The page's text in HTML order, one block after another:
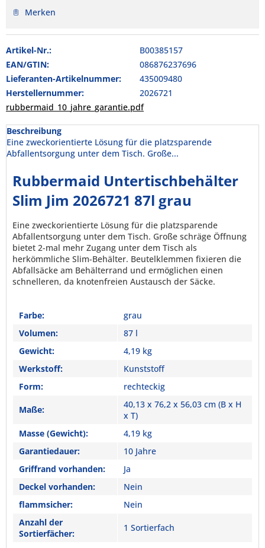
Merken
Artikel-Nr.:
B00385157
EAN/GTIN:
086876237696
Lieferanten-Artikelnummer:
435009480
Herstellernummer:
2026721
rubbermaid_10_jahre_garantie.pdf
Beschreibung
Eine zweckorientierte Lösung für die platzsparende
Abfallentsorgung unter dem Tisch. Große...
Rubbermaid Untertischbehälter
Slim Jim 2026721 87l grau
Eine zweckorientierte Lösung für die platzsparende
Abfallentsorgung unter dem Tisch. Große schräge Öffnung
bietet 2-mal mehr Zugang unter dem Tisch als
herkömmliche Slim-Behälter. Beutelklemmen fixieren die
Abfallsäcke am Behälterrand und ermöglichen einen
schnelleren, da knotenfreien Austausch der Säcke.
Farbe:
grau
Volumen:
87 l
Gewicht:
4,19 kg
Werkstoff:
Kunststoff
Form:
rechteckig
Maße:
40,13 x 76,2 x 56,03 cm (B x H
x T)
Masse (Gewicht):
4,19 kg
Garantiedauer:
10 Jahre
Griffrand vorhanden:
Ja
Deckel vorhanden:
Nein
flammsicher:
Nein
Anzahl der
Sortierfächer:
1 Sortierfach